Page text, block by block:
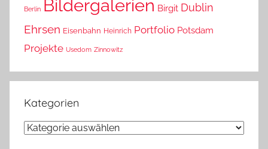
Berlin Bildergalerien Birgit Dublin
Ehrsen Eisenbahn Heinrich Portfolio Potsdam
Projekte Usedom Zinnowitz
Kategorien
Kategorien